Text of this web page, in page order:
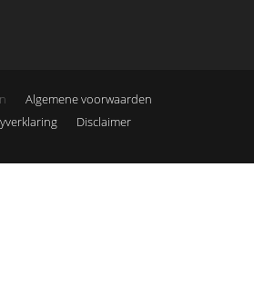
Algemene voorwaarden
Disclaimer